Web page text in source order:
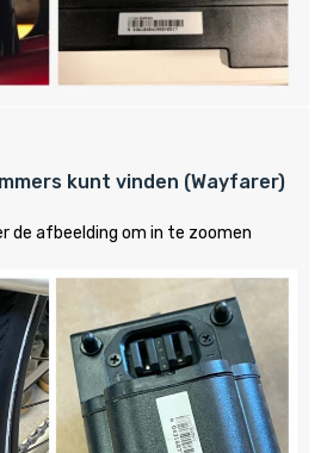
kunt vinden (Wayfarer)
de afbeelding om in te zoomen